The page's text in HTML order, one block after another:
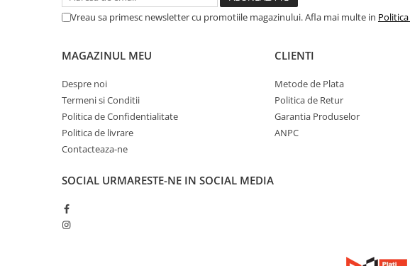
Vreau sa primesc newsletter cu promotiile magazinului. Afla mai multe in
MAGAZINUL MEU
Despre noi
Termeni si Conditii
Politica de Confidentialitate
Politica de livrare
Contacteaza-ne
CLIENTI
Metode de Plata
Politica de Retur
Garantia Produselor
ANPC
SOCIAL URMARESTE-NE IN SOCIAL MEDIA